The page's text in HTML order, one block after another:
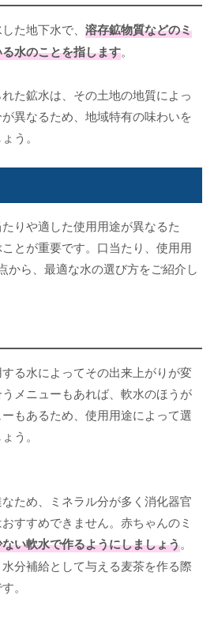
た地下水で、 溶存鉱物質などのミ
水のことを指します。
た鉱水は、その土地の地質によっ
異なるため、地域特有の味わいを
う。
りや適した使用用途が異なるた
とが重要です。口当たり、使用用
から、最適な水の選び方をご紹介し
る水によってその出来上がりが変
メニューもあれば、軟水のほうが
もあるため、使用用途によって選
う。
ため、ミネラル分が多く消化器官
すすめできません。赤ちゃんのミ
い軟水で作るようにしましょう。
分補給として与える麦茶を作る際
。